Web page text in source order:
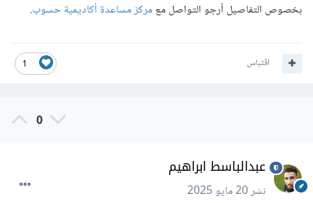
بخصوص التفاصيل أرجو التواصل معمركز مساعدة أكاديمية حسوب.
1 اقتباس
0
عبدالباسط ابراهيم
نشر20 مايو 2025